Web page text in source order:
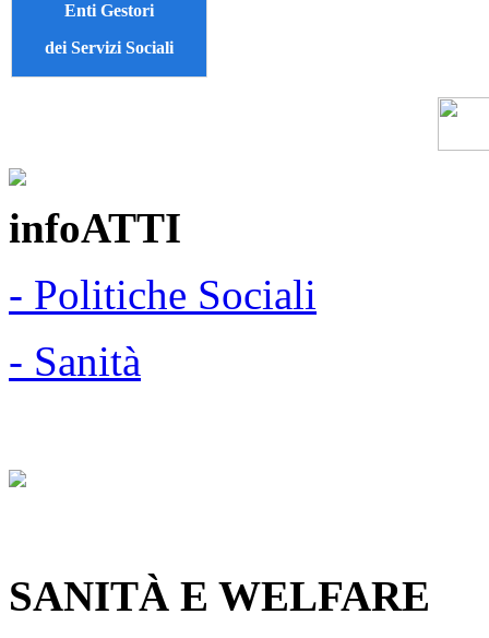
Enti Gestori
dei Servizi Sociali
infoATTI
- Politiche Sociali
- Sanità
SANITÀ E WELFARE